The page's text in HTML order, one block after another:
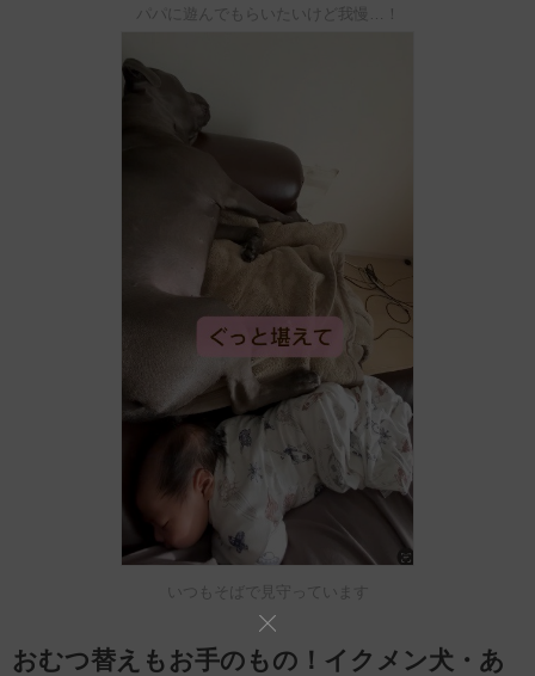
パパに遊んでもらいたいけど我慢…！
いつもそばで見守っています
おむつ替えもお手のもの！イクメン犬・あ